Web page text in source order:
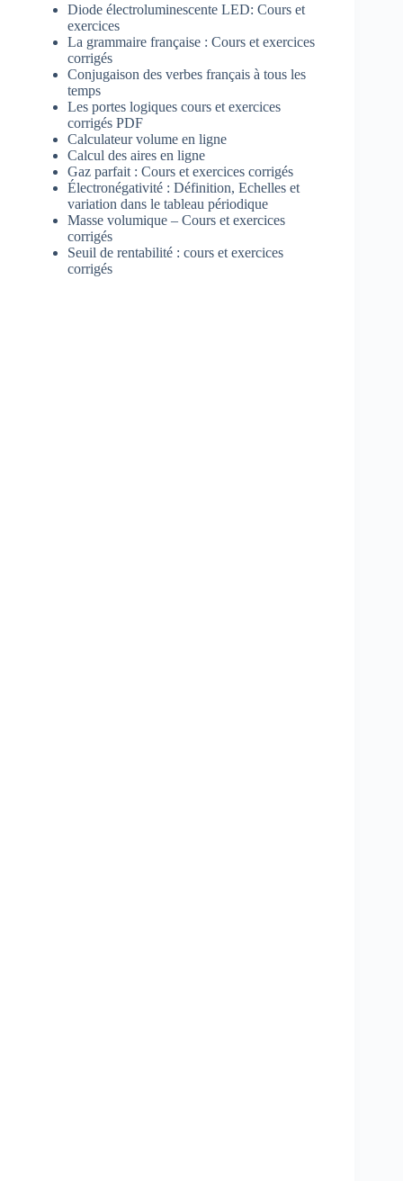
Diode électroluminescente LED: Cours et
exercices
La grammaire française : Cours et exercices
corrigés
Conjugaison des verbes français à tous les
temps
Les portes logiques cours et exercices
corrigés PDF
Calculateur volume en ligne
Calcul des aires en ligne
Gaz parfait : Cours et exercices corrigés
Électronégativité : Définition, Echelles et
variation dans le tableau périodique
Masse volumique – Cours et exercices
corrigés
Seuil de rentabilité : cours et exercices
corrigés